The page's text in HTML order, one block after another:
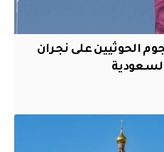
الحوثيين على نجران